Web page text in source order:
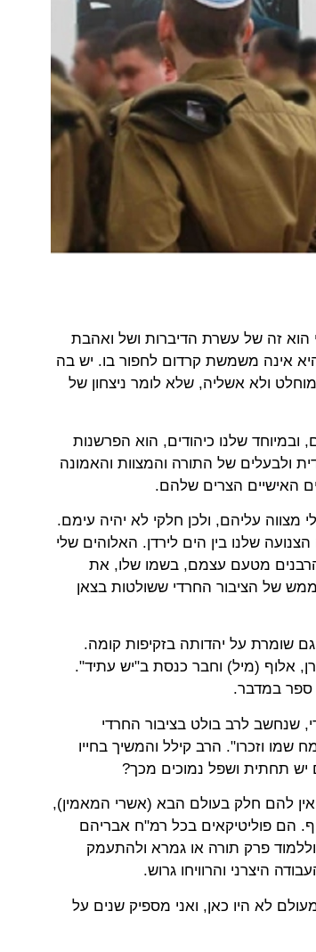
הוא זה של עשרת הדיברות ושל ואהבת
אינה משמשת קרדום לחפור בו. יש בה
ולא אשליה, שלא לומר ניצחון של
ובמיוחד שלנו כיהודים, הוא הפרשנות
ולבעלים של התורה והמצוות והאמונה
האישיים הצרים שלהם.
עליהם, ולכן חלקי לא יהיה עימם.
שלנו בין הים לירדן. האלוהים שלי
הרבנים מטעם עצמם, בשמו שלו, את
של הציבור החרדי ששולטות בצאן
שומרת על יהדותה בזקיפות קומה.
אלוף (מיל) וחבר כנסת ב"יש עתיד".
ספר במדבר.
שנחשב לרב בולט בציבור החרדי
וזכרו". הרב קילל והמשיך בחייו
יש תחתית ושפל נמוכים מכך?
אין להם חלק בעולם הבא (אשרי המאמין),
הם פוליטיקאים בכל רמ"ח אבריהם
פרק תורה או גמרא ולהתעמק
היצרני והרוויחו גרוש.
לא היו כאן, ואני מספיק שנים על